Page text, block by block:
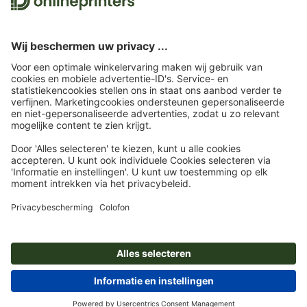
te zorgen dat het om echte beoordelingen gaan, vindt u
Startpagina Kantoorartikelen Stempels Zakstempel
Trodat Micro Printy
9342
Wie zijn wij
Service
Abonneren op de nieuwsbrief en profiteren van een
tegoedbon van 15 % korting